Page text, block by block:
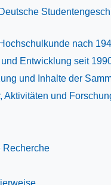
nach
Entwicklung seit
und Inhalte der
Aktivitäten und
Recherche